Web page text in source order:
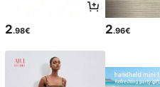
2.98€ 2.96€